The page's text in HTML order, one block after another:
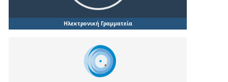
Ηλεκτρονική Γραμματεία